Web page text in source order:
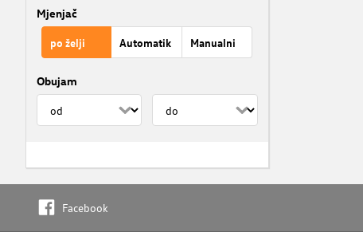
Mjenjač
po želji Automatik Manualni
Obujam
Facebook